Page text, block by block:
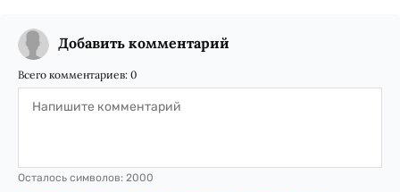
Добавить комментарий
Всего комментариев: 0
Осталось символов: 2000